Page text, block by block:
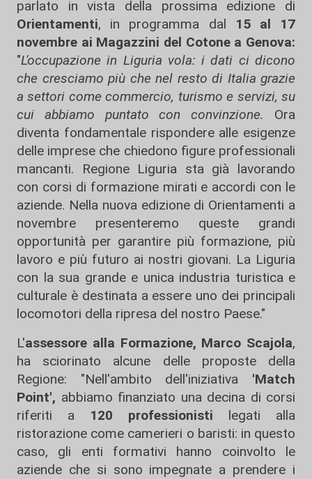
parlato in vista della prossima edizione di
Orientamenti, in programma dal
15 al 17
novembre ai Magazzini del Cotone a Genova:
"L'occupazione in Liguria vola: i dati ci dicono
che cresciamo più che nel resto di Italia grazie
a settori come commercio, turismo e servizi, su
cui abbiamo puntato con convinzione. Ora
diventa fondamentale rispondere alle esigenze
delle imprese che chiedono figure professionali
mancanti. Regione Liguria sta già lavorando
con corsi di formazione mirati e accordi con le
aziende. Nella nuova edizione di Orientamenti a
novembre presenteremo queste grandi
opportunità per garantire più formazione, più
lavoro e più futuro ai nostri giovani. La Liguria
con la sua grande e unica industria turistica e
culturale è destinata a essere uno dei principali
locomotori della ripresa del nostro Paese."
L'assessore alla Formazione, Marco Scajola,
ha sciorinato alcune delle proposte della
Regione: "Nell'ambito dell'iniziativa 'Match
Point', abbiamo finanziato una decina di corsi
riferiti a 120 professionisti legati alla
ristorazione come camerieri o baristi: in questo
caso, gli enti formativi hanno coinvolto le
aziende che si sono impegnate a prendere i